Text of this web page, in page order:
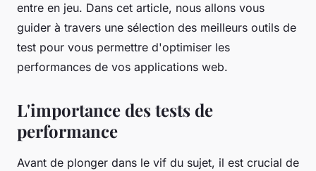
entre en jeu. Dans cet article, nous allons vous
guider à travers une sélection des meilleurs outils de
test pour vous permettre d'optimiser les
performances de vos applications web.
L'importance des tests de
performance
Avant de plonger dans le vif du sujet, il est crucial de